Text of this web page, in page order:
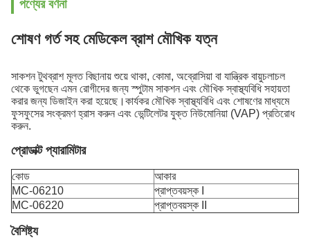
পণ্যের বর্ণনা
শোষণ গর্ত সহ মেডিকেল ব্রাশ মৌখিক যত্ন
সাকশন টুথব্রাশ মূলত বিছানায় শুয়ে থাকা, কোমা, অব্রোসিয়া বা যান্ত্রিক বায়ুচলাচল
থেকে ভুগছেন এমন রোগীদের জন্য স্পুটাম সাকশন এবং মৌখিক স্বাস্থ্যবিধি সহায়তা
করার জন্য ডিজাইন করা হয়েছে।কার্যকর মৌখিক স্বাস্থ্যবিধি এবং শোষণের মাধ্যমে
ফুসফুসের সংক্রমণ হ্রাস করুন এবং ভেন্টিলেটর যুক্ত নিউমোনিয়া (VAP) প্রতিরোধ
করুন.
প্রোডাক্ট প্যারামিটার
কোড
আকার
MC-06210
প্রাপ্তবয়স্ক I
MC-06220
প্রাপ্তবয়স্ক II
বৈশিষ্ট্য